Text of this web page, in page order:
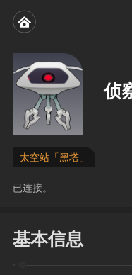
侦
太空站「黑塔」
已连接。
基本信息